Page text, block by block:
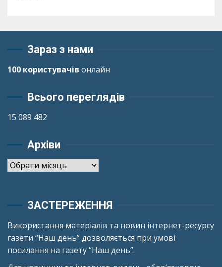
Зараз з нами
100 користувачів онлайн
Всього переглядів
15 089 482
Архіви
Архіви
ЗАСТЕРЕЖЕННЯ
Використання матеріалів та новин інтернет-ресурсу
газети “Наш день” дозволяється при умові
посилання на газету “Наш день”.